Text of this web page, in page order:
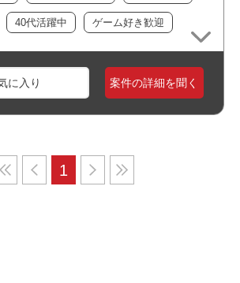
40代活躍中 ゲーム好き歓迎
案件の詳細を聞く
1